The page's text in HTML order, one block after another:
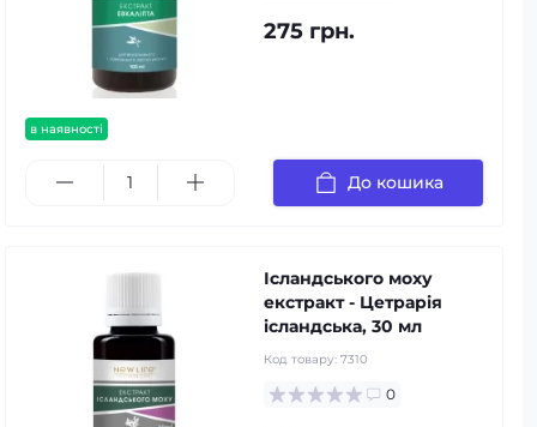
в наявності
275 грн.
До кошика
Ісландського моху
екстракт - Цетрарія
ісландська, 30 мл
Код товару: 7310
0